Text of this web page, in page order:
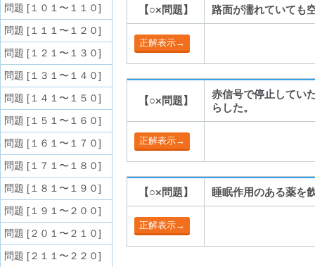
【○×問題】 路面が濡れていても
【○×問題】
赤信号で停止してい
らした。
【○×問題】 睡眠作用のある薬を
問題 [１０１〜１１０]
問題 [１１１〜１２０]
問題 [１２１〜１３０]
問題 [１３１〜１４０]
問題 [１４１〜１５０]
問題 [１５１〜１６０]
問題 [１６１〜１７０]
問題 [１７１〜１８０]
問題 [１８１〜１９０]
問題 [１９１〜２００]
問題 [２０１〜２１０]
問題 [２１１〜２２０]